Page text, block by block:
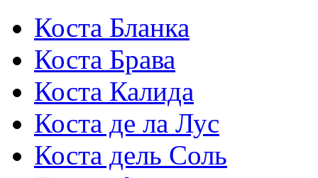
Коста Бланка
Коста Брава
Коста Калида
Коста де ла Лус
Коста дель Соль